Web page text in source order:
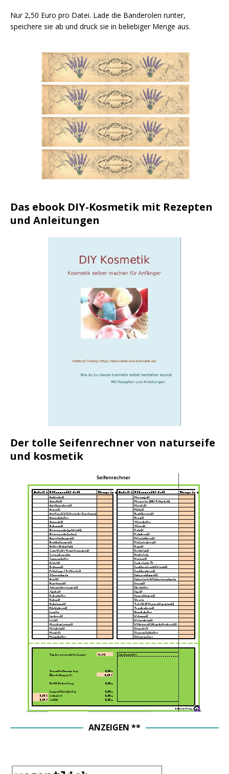
Nur 2,50 Euro pro Datei. Lade die Banderolen runter,
speichere sie ab und druck sie in beliebiger Menge aus.
Das ebook DIY-Kosmetik mit Rezepten
und Anleitungen
Der tolle Seifenrechner von naturseife
und kosmetik
ANZEIGEN **